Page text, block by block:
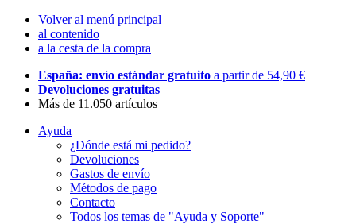
Volver al menú principal
al contenido
a la cesta de la compra
España: envío estándar gratuito a partir de 54,90 €
Devoluciones gratuitas
Más de 11.050 artículos
Ayuda
¿Dónde está mi pedido?
Devoluciones
Gastos de envío
Métodos de pago
Contacto
Todos los temas de "Ayuda y Soporte"